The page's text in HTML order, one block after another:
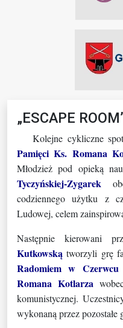
„ESCAPE
Kolejne cykliczne
Pamięci Ks. Romana
Młodzież pod opieką
Tyczyńskiej-Zygarek
codziennego użytku z
Ludowej, celem
Następnie kierowani
Kutkowską tworzyli grę
Radomiem w
Romana Kotlarza
komunistycznej.
wykonaną przez pozostałe